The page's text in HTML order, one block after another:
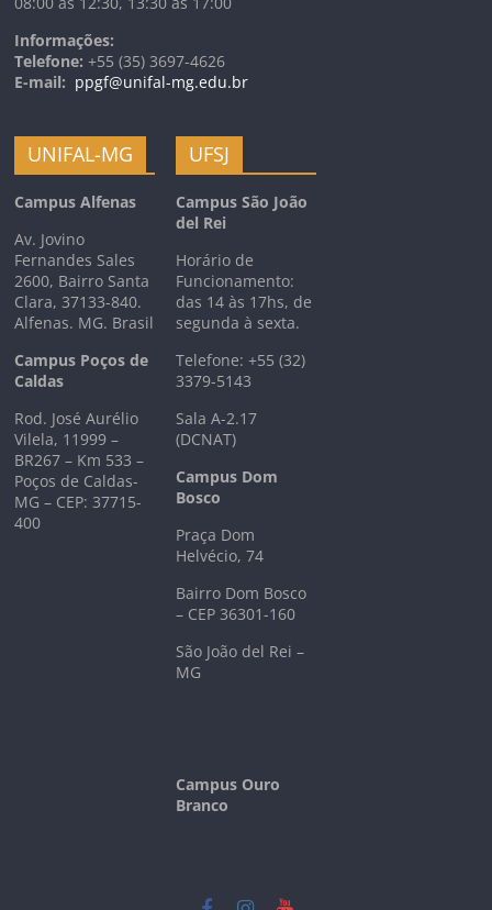
Informações:
Telefone: +55 (35) 3697-4626
E-mail: ppgf@unifal-mg.edu.br
UNIFAL-MG
Campus Alfenas
Av. Jovino
Fernandes Sales
2600, Bairro Santa
Clara, 37133-840.
Alfenas. MG. Brasil
Campus Poços de
Caldas
Rod. José Aurélio
Vilela, 11999 –
BR267 – Km 533 –
Poços de Caldas-
MG – CEP: 37715-
400
UFSJ
Campus São João
del Rei
Horário de
Funcionamento:
das 14 às 17hs, de
segunda à sexta.
Telefone: +55 (32)
3379-5143
Sala A-2.17
(DCNAT)
Campus Dom
Bosco
Praça Dom
Helvécio, 74
Bairro Dom Bosco
– CEP 36301-160
São João del Rei –
MG
Campus Ouro
Branco